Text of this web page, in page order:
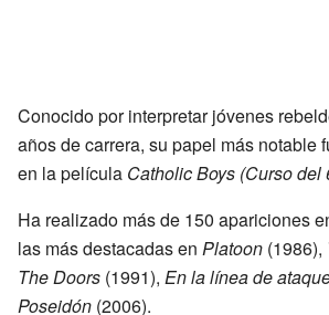
Conocido por interpretar jóvenes
años de carrera, su papel más notable
en la película Catholic Boys (Curso del
Ha realizado más de 150 apariciones
las más destacadas en Platoon (1986),
The Doors (1991), En la línea de
Poseidón (2006).